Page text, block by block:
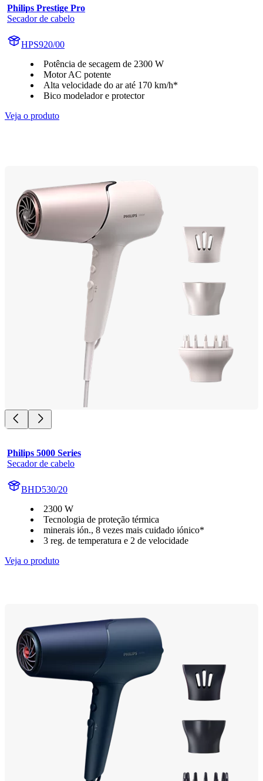
Philips Prestige Pro
Secador de cabelo
HPS920/00
Potência de secagem de 2300 W
Motor AC potente
Alta velocidade do ar até 170 km/h*
Bico modelador e protector
Veja o produto
Philips 5000 Series
Secador de cabelo
BHD530/20
2300 W
Tecnologia de proteção térmica
minerais ión., 8 vezes mais cuidado iónico*
3 reg. de temperatura e 2 de velocidade
Veja o produto